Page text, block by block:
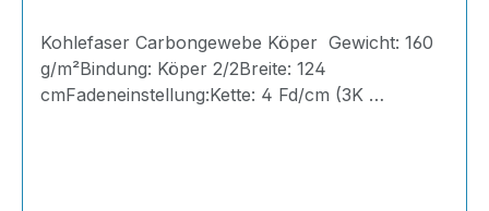
Kohlefaser Carbongewebe Köper Gewicht: 160
g/m²Bindung: Köper 2/2Breite: 124
cmFadeneinstellung:Kette: 4 Fd/cm (3K